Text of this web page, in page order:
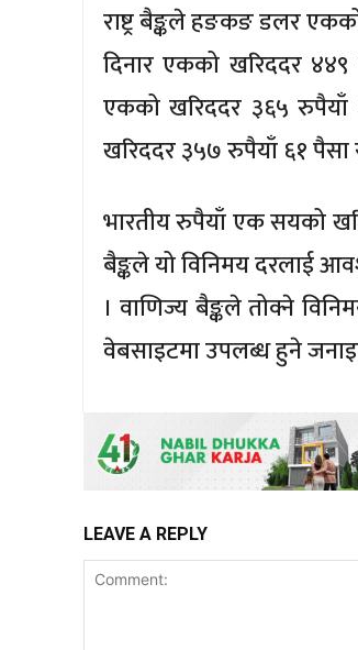
राष्ट्र बैङ्कले हङकङ डलर
दिनार एकको खरिददर
एकको खरिददर ३६५ रुपैयाँ
खरिददर ३५७ रुपैयाँ ६१ पैसा
भारतीय रुपैयाँ एक सयको
बैङ्कले यो विनिमय दरलाई
। वाणिज्य बैङ्कले तोक्ने
वेबसाइटमा उपलब्ध हुने
LEAVE A REPLY